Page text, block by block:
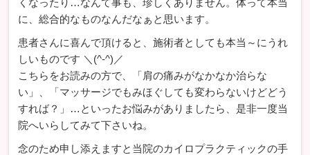
に、総合的なものなんだなぁと思います。
患者さんに喜んで頂けると、施術者としても本当～にうれ
しいものです ＼(^-^)／
こちらをお読みの方で、「肩の痛みがなかなか治らな
い」、「マッサージでもみほぐしても変わらないけどどう
すれば？」…といったお悩みがありましたら、是非一度当
院へいらしてみて下さいね。
念のため申し添えますと当院のカイロプラクティックの手